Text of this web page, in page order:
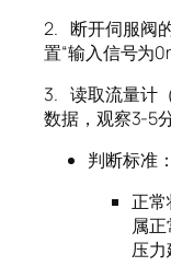
2. 断开伺服阀
置“输入信号为
3. 读取流量计
数据，观察3-5分
判断标准：
正
属
压力